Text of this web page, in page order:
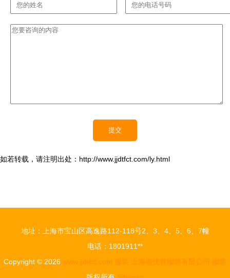
如若转载，请注明出处：http://www.jjdtfct.com/ly.html
地址：上海市宝山区高逸路112-118号2、3、4、5、6、7幢
电话：1801911**
Copyright © 2026 www.jjdtfct.com 服装 上海惠优首服装有限公司
服装